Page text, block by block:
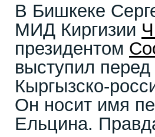
В Бишкеке
МИД Киргизии
президентом
выступил
Кыргызско-
Он носит имя
Ельцина.